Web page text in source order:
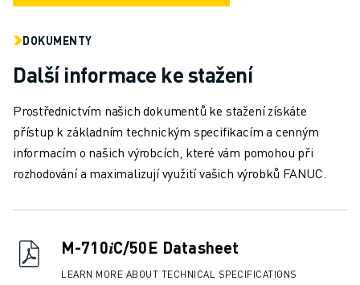
ŘEZÁNÍ DRÁTŮ EDM
ZÁKAZNICKÝ SERVIS
PÉČE O ZÁKAZNÍKY
PLÁNY SPOLEČNOSTI FANUC
SERVIS A ÚDRŽBA
VZDÁLENÁ TECHNICKÁ PODPORA
RENOVACE
E-OBCHOD
KE STAŽENÍ " MYFANUC
DOKUMENTY
Další informace ke stažení
Prostřednictvím našich dokumentů ke stažení získáte
přístup k základním technickým specifikacím a cenným
informacím o našich výrobcích, které vám pomohou při
rozhodování a maximalizují využití vašich výrobků FANUC.
M-710𝑖C/50E Datasheet
LEARN MORE ABOUT TECHNICAL SPECIFICATIONS